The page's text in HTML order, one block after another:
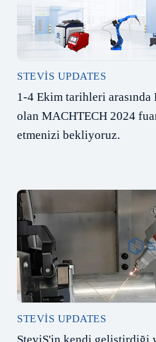
STEVIS UPDATES
1-4 Ekim tarihleri
olan MACHTECH 2024
etmenizi bekliyoruz.
STEVIS UPDATES
SteviS'in kendi geliştirdiği